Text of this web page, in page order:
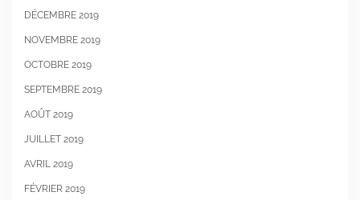
DÉCEMBRE 2019
NOVEMBRE 2019
OCTOBRE 2019
SEPTEMBRE 2019
AOÛT 2019
JUILLET 2019
AVRIL 2019
FÉVRIER 2019